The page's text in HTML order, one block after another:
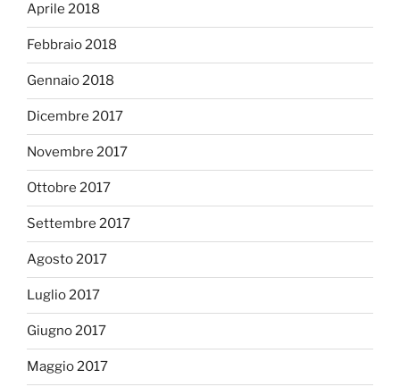
Aprile 2018
Febbraio 2018
Gennaio 2018
Dicembre 2017
Novembre 2017
Ottobre 2017
Settembre 2017
Agosto 2017
Luglio 2017
Giugno 2017
Maggio 2017